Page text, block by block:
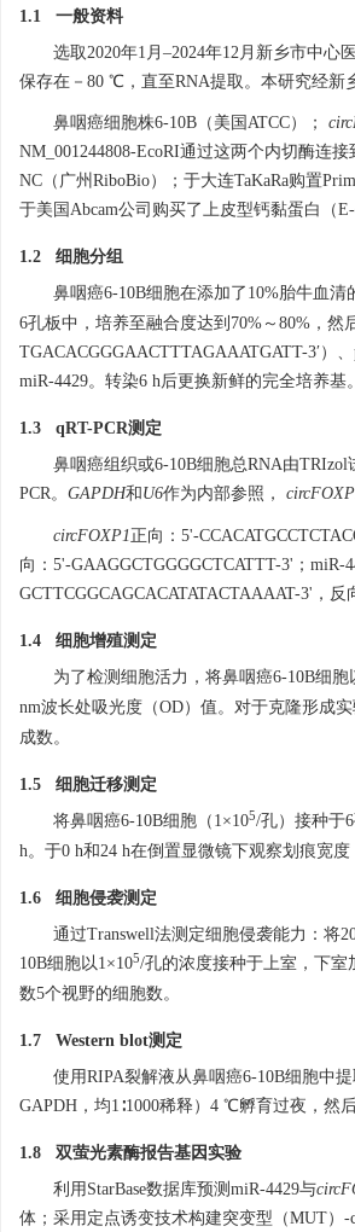
1.1 一般资料
选取2020年1月–2024年12月新乡市中
保存在－80 ℃，直至RNA提取。本研究经新
鼻咽癌细胞株6-10B（美国ATCC）；
NM_001244808-EcoRI通过这两个内切酶连
NC（广州RiboBio）；于大连TaKaRa购置
于美国Abcam公司购买了上皮型钙黏蛋白（
1.2 细胞分组
鼻咽癌6-10B细胞在添加了10%胎牛血
6孔板中，培养至融合度达到70%～80%，然
TGACACGGGAACTTTAGAAATGATT-3′）
miR-4429。转染6 h后更换新鲜的完全培养基
1.3 qRT-PCR测定
鼻咽癌组织或6-10B细胞总RNA由TRIzol
PCR。 GAPDH和U6作为内部参照，
circFOXP1正向：5'-
向：5'-GAAGGCTGGGGCTCATTT-3'；
GCTTCGGCAGCACATATACTAAAAT-3'，反
1.4 细胞增殖测定
为了检测细胞活力，将鼻咽癌6-10B细胞
nm波长处吸光度（OD）值。对于克隆形成
成数。
1.5 细胞迁移测定
将鼻咽癌6-10B细胞（1×105/孔）接种于
h。于0 h和24 h在倒置显微镜下观察划痕宽
1.6 细胞侵袭测定
通过Transwell法测定细胞侵袭能力：将
10B细胞以1×105/孔的浓度接种于上室，下室
数5个视野的细胞数。
1.7 Western blot测定
使用RIPA裂解液从鼻咽癌6-10B细胞中
GAPDH，均1∶1000稀释）4 ℃孵育过夜，然
1.8 双萤光素酶报告基因实验
利用StarBase数据库预测miR-4429与
体；采用定点诱变技术构建突变型（MUT）-